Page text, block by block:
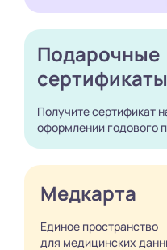
Подарочные
сертификаты
Получите сертификат
оформлении годового
Медкарта
Единое пространство
для медицинских